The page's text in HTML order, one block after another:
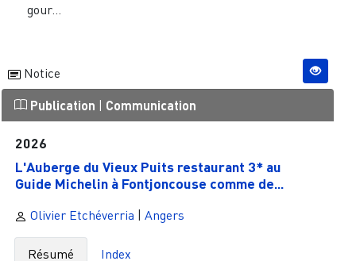
gour...
Notice
Publication | Communication
2026
L'Auberge du Vieux Puits restaurant 3* au
Guide Michelin à Fontjoncouse comme de...
Olivier Etchéverria Angers
Résumé Index